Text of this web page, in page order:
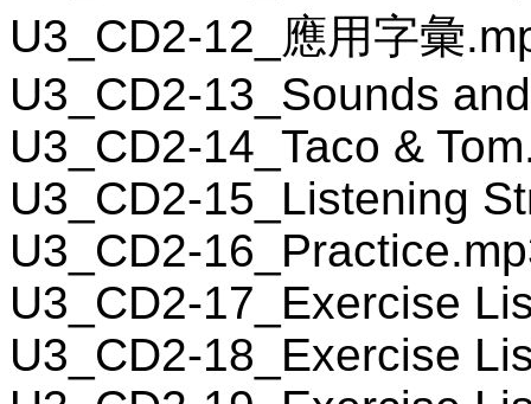
U3_CD2-12_應用字彙
U3_CD2-13_Sounds
U3_CD2-14_Taco &
U3_CD2-15_Listening
U3_CD2-
U3_CD2-17_Exercise
U3_CD2-18_Exercise